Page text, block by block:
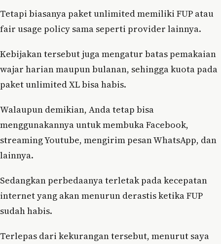
Tetapi biasanya paket unlimited memiliki FUP atau
fair usage policy sama seperti provider lainnya.
Kebijakan tersebut juga mengatur batas pemakaian
wajar harian maupun bulanan, sehingga kuota pada
paket unlimited XL bisa habis.
Walaupun demikian, Anda tetap bisa
menggunakannya untuk membuka Facebook,
streaming Youtube, mengirim pesan WhatsApp, dan
lainnya.
Sedangkan perbedaanya terletak pada kecepatan
internet yang akan menurun derastis ketika FUP
sudah habis.
Terlepas dari kekurangan tersebut, menurut saya